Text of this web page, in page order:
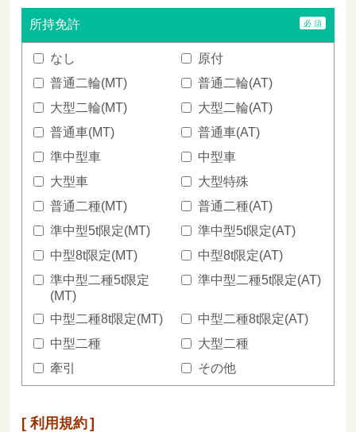
所持免許
なし
原付
普通二輪(MT)
普通二輪(AT)
大型二輪(MT)
大型二輪(AT)
普通車(MT)
普通車(AT)
準中型車
中型車
大型車
大型特殊
普通二種(MT)
普通二種(AT)
準中型5t限定(MT)
準中型5t限定(AT)
中型8t限定(MT)
中型8t限定(AT)
準中型二種5t限定
(MT)
準中型二種5t限定(AT)
中型二種8t限定(MT)
中型二種8t限定(AT)
中型二種
大型二種
牽引
その他
利用規約